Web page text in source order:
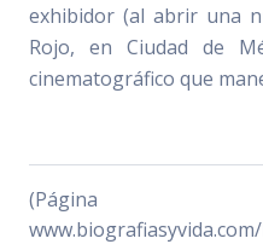
exhibidor (al abrir una
Rojo, en Ciudad de
cinematográfico que
(Página